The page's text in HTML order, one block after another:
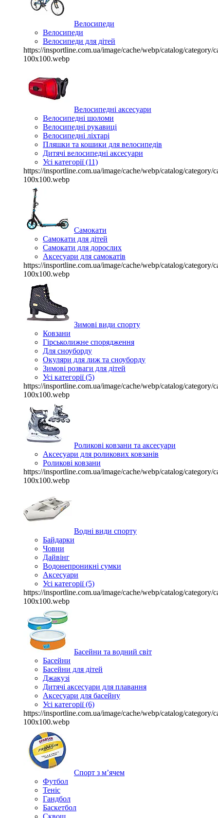
Велосипеди
Велосипеди
Велосипеди для дітей
https://insportline.com.ua/image/cache/webp/catalog/category/
100x100.webp
Велосипедні аксесуари
Велосипедні шоломи
Велосипедні рукавиці
Велосипедні ліхтарі
Пляшки та кошики для велосипедів
Дитячі велосипедні аксесуари
Усі категорії (11)
https://insportline.com.ua/image/cache/webp/catalog/category/
100x100.webp
Самокати
Самокати для дітей
Самокати для дорослих
Аксесуари для самокатів
https://insportline.com.ua/image/cache/webp/catalog/category/
100x100.webp
Зимові види спорту
Ковзани
Гірськолижне спорядження
Для сноуборду
Окуляри для лиж та сноуборду
Зимові розваги для дітей
Усі категорії (5)
https://insportline.com.ua/image/cache/webp/catalog/category/
100x100.webp
Роликові ковзани та аксесуари
Аксесуари для роликових ковзанів
Роликові ковзани
https://insportline.com.ua/image/cache/webp/catalog/category/
100x100.webp
Водні види спорту
Байдарки
Човни
Дайвінг
Водонепроникні сумки
Аксесуари
Усі категорії (5)
https://insportline.com.ua/image/cache/webp/catalog/category/
100x100.webp
Басейни та водний світ
Басейни
Басейни для дітей
Джакузі
Дитячі аксесуари для плавання
Аксесуари для басейну
Усі категорії (6)
https://insportline.com.ua/image/cache/webp/catalog/category/
100x100.webp
Спорт з м’ячем
Футбол
Теніс
Гандбол
Баскетбол
Сквош